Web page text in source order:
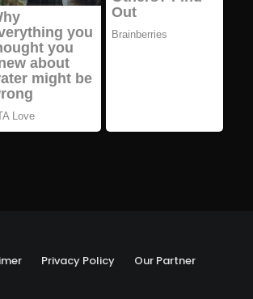
Privacy Policy Our Partner